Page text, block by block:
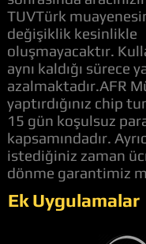
TUVTürk
değişiklik kesinlikle
oluşmayacaktır.
aynı kaldığı sürece
azalmaktadır.AFR
yaptırdığınız chip
15 gün koşulsuz
kapsamındadır.
istediğiniz zaman
dönme garantimiz
Ek Uygulamalar